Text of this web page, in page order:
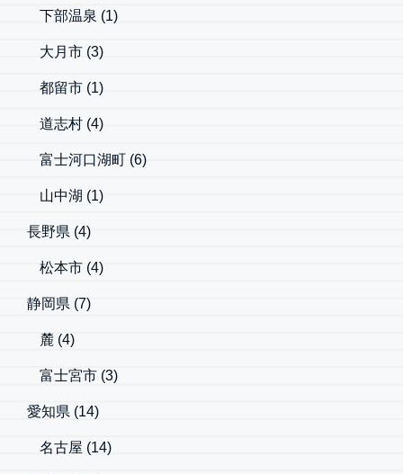
下部温泉 (1)
大月市 (3)
都留市 (1)
道志村 (4)
富士河口湖町 (6)
山中湖 (1)
長野県 (4)
松本市 (4)
静岡県 (7)
麓 (4)
富士宮市 (3)
愛知県 (14)
名古屋 (14)